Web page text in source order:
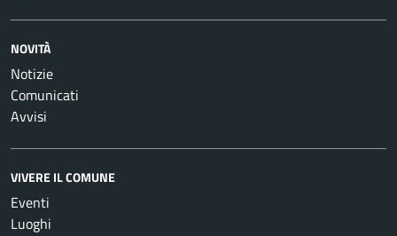
NOVITÀ
Notizie
Comunicati
Avvisi
VIVERE IL COMUNE
Eventi
Luoghi